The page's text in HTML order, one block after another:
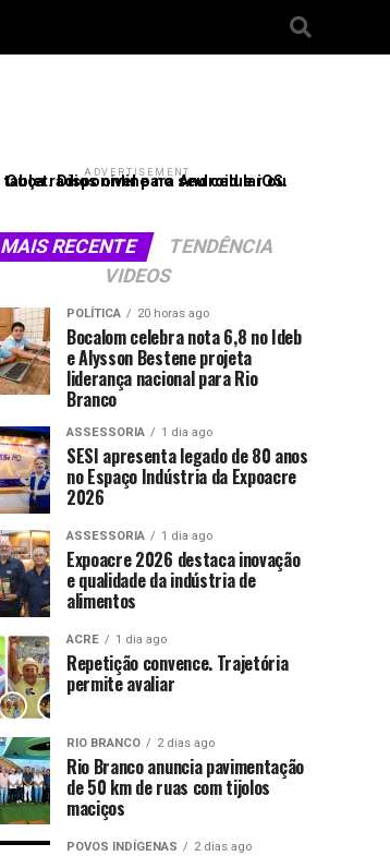
ADVERTISEMENT
MAIS RECENTE
TENDÊNCIA
VIDEOS
POLÍTICA 20 horas ago
Bocalom celebra nota 6,8 no Ideb
e Alysson Bestene projeta
liderança nacional para Rio
Branco
ASSESSORIA 1 dia ago
SESI apresenta legado de 80 anos
no Espaço Indústria da Expoacre
2026
ASSESSORIA 1 dia ago
Expoacre 2026 destaca inovação
e qualidade da indústria de
alimentos
ACRE 1 dia ago
Repetição convence. Trajetória
permite avaliar
RIO BRANCO 2 dias ago
Rio Branco anuncia pavimentação
de 50 km de ruas com tijolos
maciços
POVOS INDÍGENAS 2 dias ago